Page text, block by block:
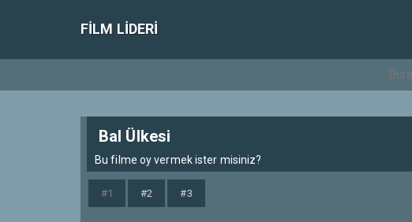
FILM LIDERI
Bal Ülkesi
Bu filme oy vermek ister misiniz?
#1 #2 #3